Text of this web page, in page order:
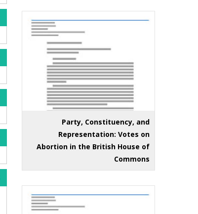
Party, Constituency, and
Representation: Votes on
Abortion in the British House of
Commons